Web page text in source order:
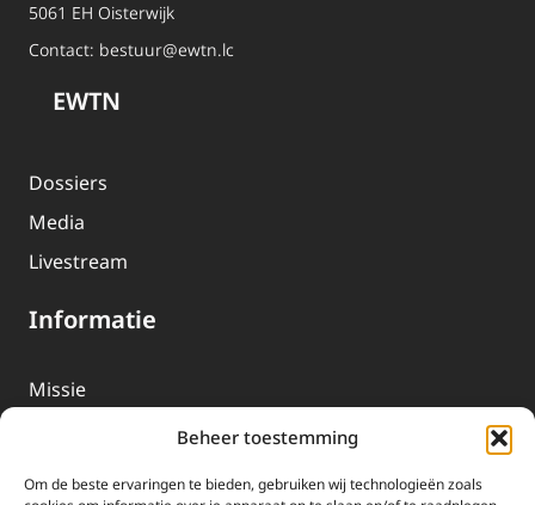
Beheer toestemming
Om de beste ervaringen te bieden, gebruiken wij technologieën zoals
5061 EH Oisterwijk
Contact: bestuur@ewtn.lc
EWTN
Dossiers
Media
Livestream
Informatie
Missie